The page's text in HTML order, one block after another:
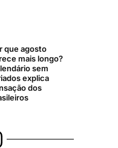
que agosto
mais longo?
sem
explica
dos